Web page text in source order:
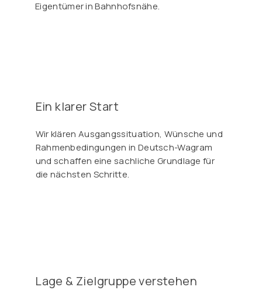
Eigentümer in Bahnhofsnähe.
Ein klarer Start
Wir klären Ausgangssituation, Wünsche und
Rahmenbedingungen in Deutsch-Wagram
und schaffen eine sachliche Grundlage für
die nächsten Schritte.
Lage & Zielgruppe verstehen